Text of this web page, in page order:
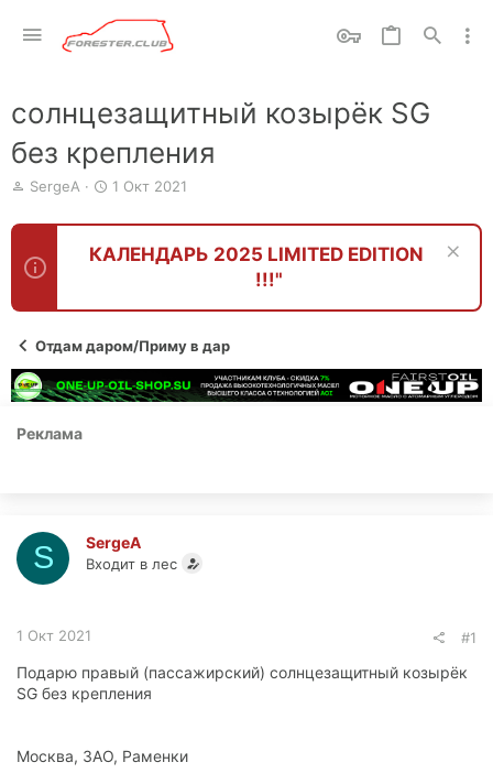
солнцезащитный козырёк SG
без крепления
А
т
р
т
ы
SergeA
Д
т
а
н
л
1 Окт 2021
КАЛЕНДАРЬ 2025 LIMITED EDITION
!!!"
Отдам даром/Приму в дар
Реклама
S SergeA
Входит в лес
1 Окт 2021 #1
Подарю правый (пассажирский) солнцезащитный козырёк
SG без крепления
Москва, ЗАО, Раменки